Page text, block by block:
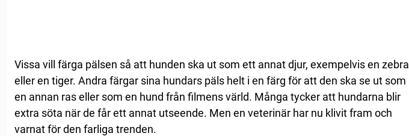
Vissa vill färga pälsen så att hunden ska ut som ett annat djur, exempelvis en zebra
eller en tiger. Andra färgar sina hundars päls helt i en färg för att den ska se ut som
en annan ras eller som en hund från filmens värld. Många tycker att hundarna blir
extra söta när de får ett annat utseende. Men en veterinär har nu klivit fram och
varnat för den farliga trenden.